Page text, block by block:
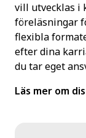
vill utvecklas i
föreläsningar
flexibla
efter dina
du tar eget
Läs mer om